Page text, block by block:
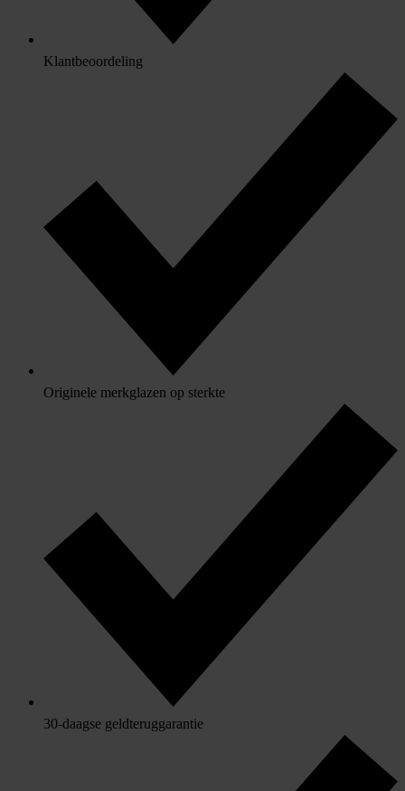
Klantbeoordeling
Originele merkglazen op sterkte
30-daagse geldteruggarantie